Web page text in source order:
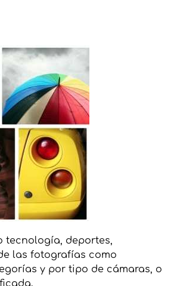
tecnología, deportes,
las fotografías como
y por tipo de cámaras, o